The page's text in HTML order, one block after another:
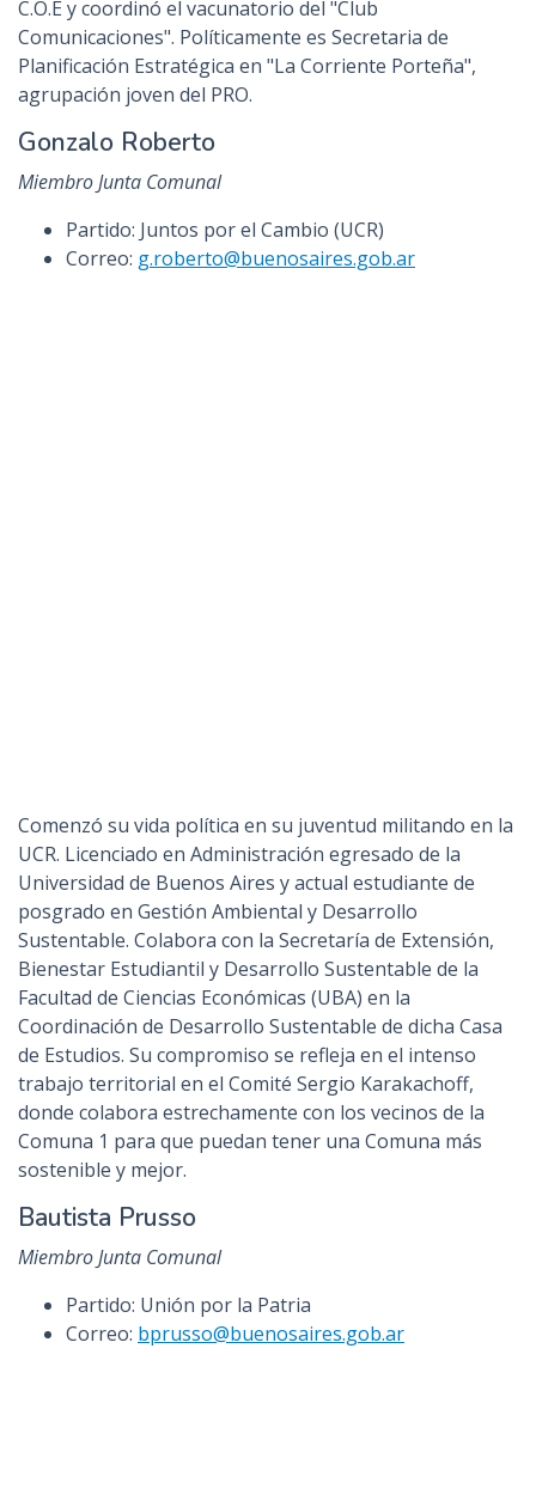
C.O.E y coordinó el vacunatorio del "Club
Comunicaciones". Políticamente es Secretaria de
Planificación Estratégica en "La Corriente Porteña",
agrupación joven del PRO.
Gonzalo Roberto
Miembro Junta Comunal
Partido: Juntos por el Cambio (UCR)
Correo: g.roberto@buenosaires.gob.ar
Comenzó su vida política en su juventud militando en la
UCR. Licenciado en Administración egresado de la
Universidad de Buenos Aires y actual estudiante de
posgrado en Gestión Ambiental y Desarrollo
Sustentable. Colabora con la Secretaría de Extensión,
Bienestar Estudiantil y Desarrollo Sustentable de la
Facultad de Ciencias Económicas (UBA) en la
Coordinación de Desarrollo Sustentable de dicha Casa
de Estudios. Su compromiso se refleja en el intenso
trabajo territorial en el Comité Sergio Karakachoff,
donde colabora estrechamente con los vecinos de la
Comuna 1 para que puedan tener una Comuna más
sostenible y mejor.
Bautista Prusso
Miembro Junta Comunal
Partido: Unión por la Patria
Correo: bprusso@buenosaires.gob.ar